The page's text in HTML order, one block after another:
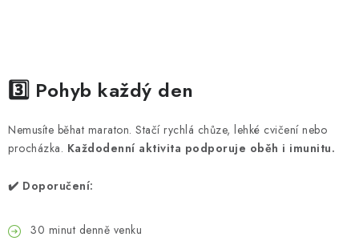
3️⃣ Pohyb každý den
Nemusíte běhat maraton. Stačí rychlá chůze, lehké cvičení nebo
procházka. Každodenní aktivita podporuje oběh i imunitu.
✔️ Doporučení:
30 minut denně venku